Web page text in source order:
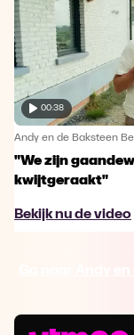
00:38
Andy en de Baksteen
"We zijn
kwijtgeraakt"
Bekijk nu de video